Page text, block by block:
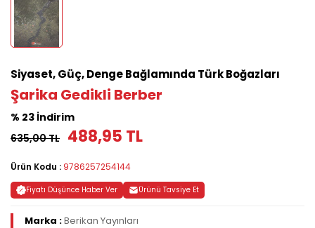
Siyaset, Güç, Denge Bağlamında Türk Boğazları
Şarika Gedikli Berber
% 23 İndirim
635,00 TL 488,95 TL
Ürün Kodu : 9786257254144
Fiyatı Düşünce Haber Ver Ürünü Tavsiye Et
Marka :Berikan Yayınları